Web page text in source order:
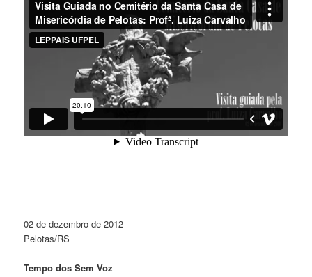
02 de dezembro de 2012
Pelotas/RS
Tempo dos Sem Voz